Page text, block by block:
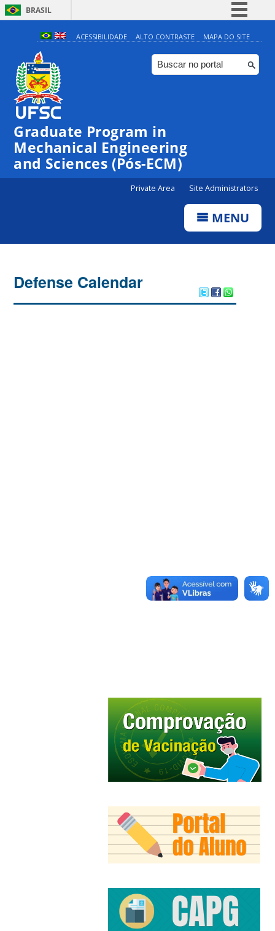
BRASIL
Simplifique!
Comunica BR
Participe
ACESSIBILIDADE ALTO CONTRASTE MAPA DO SITE
Graduate Program in
Mechanical Engineering
and Sciences (Pós-ECM)
Private Area Site Administrators
MENU
Defense Calendar